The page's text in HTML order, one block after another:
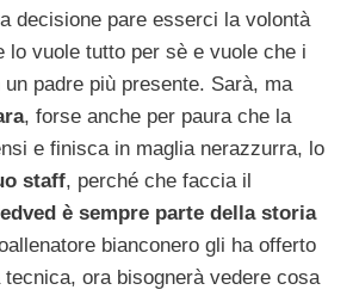
decisione pare esserci la volontà
lo vuole tutto per sè e vuole che i
padre più presente. Sarà, ma
, forse anche per paura che la
e finisca in maglia nerazzurra, lo
staff, perché che faccia il
è sempre parte della storia
bianconero gli ha offerto
tecnica, ora bisognerà vedere cosa